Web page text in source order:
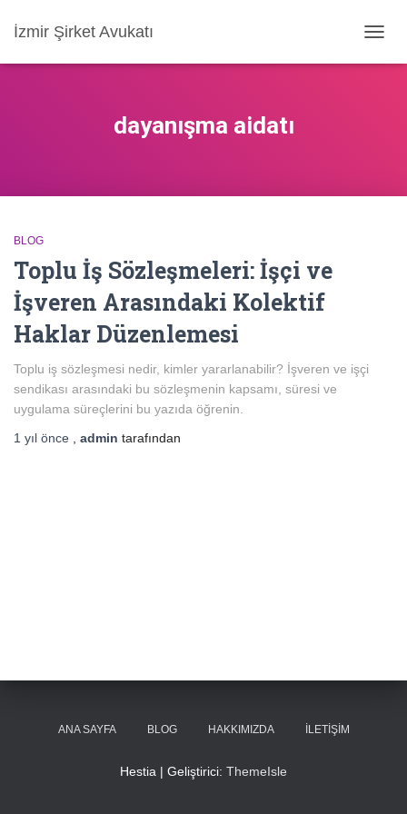
İzmir Şirket Avukatı
AÇ/
dayanışma aidatı
BLOG
Toplu İş Sözleşmeleri: İşçi ve
İşveren Arasındaki Kolektif
Haklar Düzenlemesi
Toplu iş sözleşmesi nedir, kimler yararlanabilir? İşveren ve işçi
sendikası arasındaki bu sözleşmenin kapsamı, süresi ve
uygulama süreçlerini bu yazıda öğrenin.
1 yıl önce admin tarafından
ANA SAYFA BLOG HAKKIMIZDA İLETIŞIM
Hestia | Geliştirici: ThemeIsle